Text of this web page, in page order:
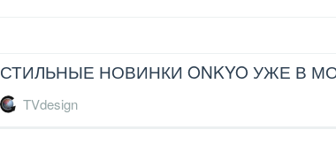
СТИЛЬНЫЕ НОВИНКИ ONKYO УЖЕ В
TVdesign